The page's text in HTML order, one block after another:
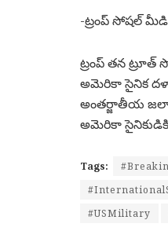
-ట్రంప్ సోషల్
ట్రంప్ తన
అమెరికా సైనిక
అంతర్జాతీయ
అమెరికా
Tags:
#USMilitary